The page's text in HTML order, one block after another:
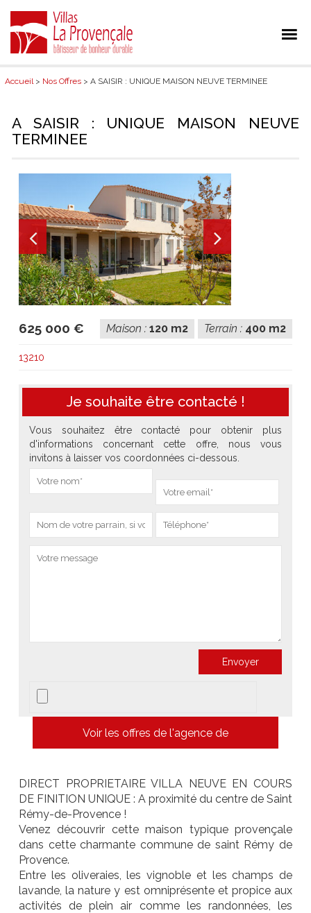
Accueil> Nos Offres > A SAISIR : UNIQUE MAISON NEUVE TERMINEE
A SAISIR : UNIQUE MAISON NEUVE
TERMINEE
625 000 € Terrain : 400 m2
Maison : 120 m2
13210
Je souhaite être contacté !
Vous souhaitez être contacté pour obtenir plus
d'informations concernant cette offre, nous vous
invitons à laisser vos coordonnées ci-dessous.
Voir les offres de l'agence de
DIRECT PROPRIETAIRE VILLA NEUVE EN COURS
DE FINITION UNIQUE : A proximité du centre de Saint
Rémy-de-Provence !
Venez découvrir cette maison typique provençale
dans cette charmante commune de saint Rémy de
Provence.
Entre les oliveraies, les vignoble et les champs de
lavande, la nature y est omniprésente et propice aux
activités de plein air comme les randonnées, les